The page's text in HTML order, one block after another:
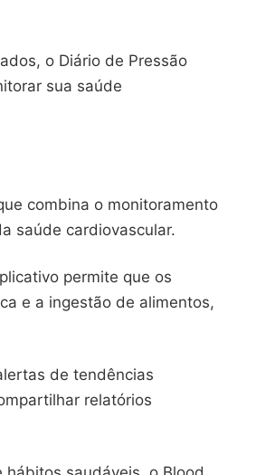
o Diário de Pressão
sua saúde
combina o monitoramento
saúde cardiovascular.
permite que os
e a ingestão de alimentos,
de tendências
relatórios